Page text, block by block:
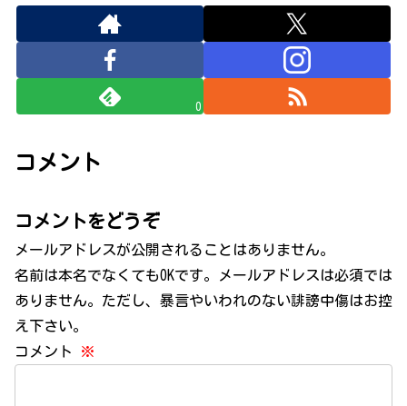
0
コメント
コメントをどうぞ
メールアドレスが公開されることはありません。
名前は本名でなくてもOKです。メールアドレスは必須では
ありません。ただし、暴言やいわれのない誹謗中傷はお控
え下さい。
コメント
※